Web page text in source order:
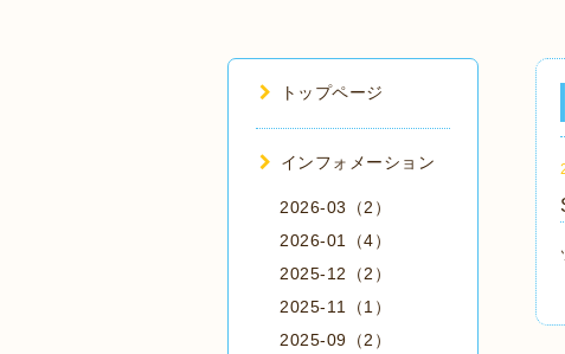
トップページ
インフォメーション
2026-03（2）
2026-01（4）
2025-12（2）
2025-11（1）
2025-09（2）